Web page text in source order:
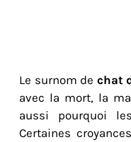
Le surnom de chat
avec la mort, la
aussi pourquoi
Certaines